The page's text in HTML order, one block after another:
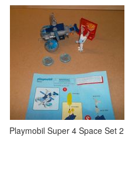
Playmobil Super 4 Space Set 2